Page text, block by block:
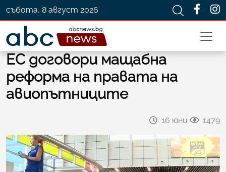
събота, 8 август 2026
ЕС договори мащабна
реформа на правата на
авиопътниците
16 юни 1479